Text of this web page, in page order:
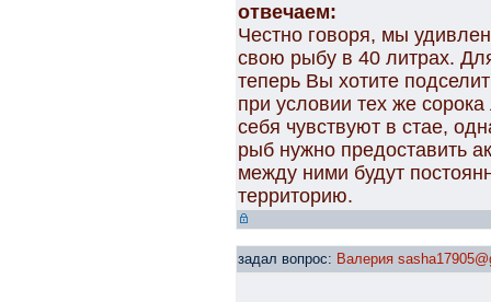
отвечаем:
Честно говоря, мы
свою рыбу в 40 литрах.
теперь Вы хотите
при условии тех же
себя чувствуют в стае,
рыб нужно предоставить
между ними будут
территорию.
задал вопрос: Валерия